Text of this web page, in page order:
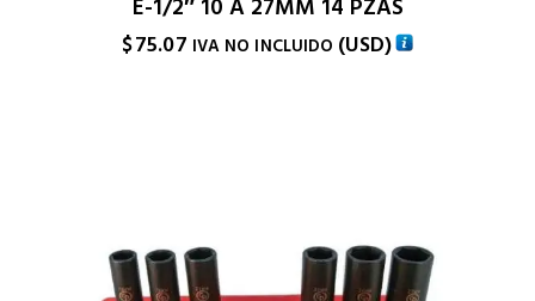
E-1/2″ 10 A 27MM 14 PZAS
$75.07 IVA NO INCLUIDO (USD)